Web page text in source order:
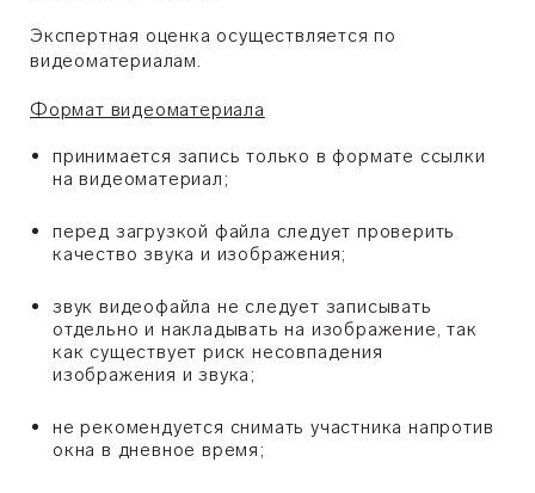
Экспертная оценка осуществляется по
видеоматериалам.
Формат видеоматериала
принимается запись только в формате ссылки
на видеоматериал;
перед загрузкой файла следует проверить
качество звука и изображения;
звук видеофайла не следует записывать
отдельно и накладывать на изображение, так
как существует риск несовпадения
изображения и звука;
не рекомендуется снимать участника напротив
окна в дневное время;